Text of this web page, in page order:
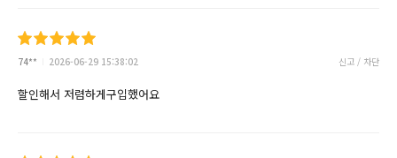
74** 2026-06-29 15:38:02 신고 / 차단
할인해서 저렴하게구입했어요